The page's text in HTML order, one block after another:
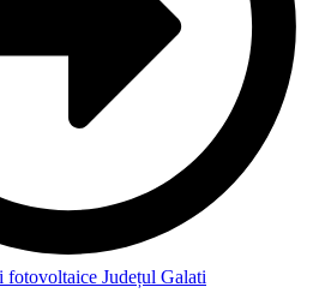
fotovoltaice Județul Galati